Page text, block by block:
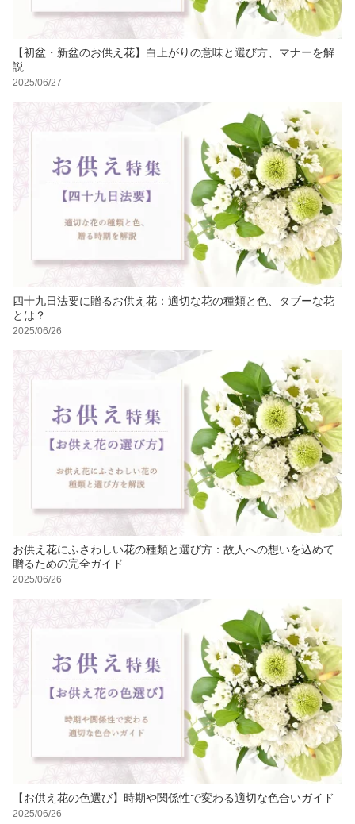
【初盆・新盆のお供え花】白上がりの意味と選び方、マナーを解
説
2025/06/27
四十九日法要に贈るお供え花：適切な花の種類と色、タブーな花
とは？
2025/06/26
お供え花にふさわしい花の種類と選び方：故人への想いを込めて
贈るための完全ガイド
2025/06/26
【お供え花の色選び】時期や関係性で変わる適切な色合いガイド
2025/06/26